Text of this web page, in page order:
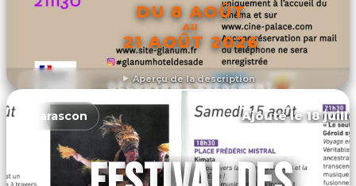
Aperçu de la description
DU 8 AOÛT
AU
21 AOÛT 2026
DÉCOUVRIR L'ÉVÉNEMENT
Tarascon Ajouté le 18